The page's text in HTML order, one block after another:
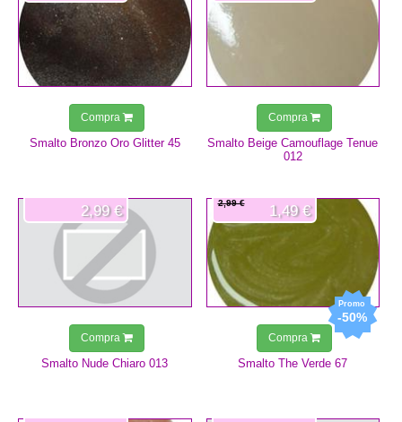
Smalto Bronzo Oro Glitter 45
Compra
Smalto Beige Camouflage Tenue
012
Compra
Smalto Nude Chiaro 013
2,99 €
Compra
-50%
Smalto The Verde 67
2,99 € 1,49 €
Compra